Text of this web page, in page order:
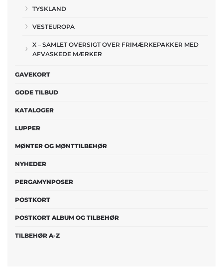
TYSKLAND
VESTEUROPA
X – SAMLET OVERSIGT OVER FRIMÆRKEPAKKER MED
AFVASKEDE MÆRKER
GAVEKORT
GODE TILBUD
KATALOGER
LUPPER
MØNTER OG MØNTTILBEHØR
NYHEDER
PERGAMYNPOSER
POSTKORT
POSTKORT ALBUM OG TILBEHØR
TILBEHØR A-Z